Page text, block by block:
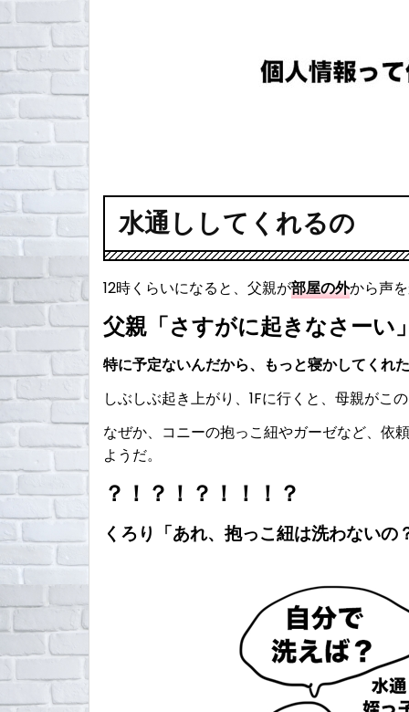
水通ししてくれるの
12時くらいになると、父親が部屋の外から声
父親「さすがに起きなさーい
特に予定ないんだから、もっと寝かしてくれ
しぶしぶ起き上がり、1Fに行くと、母親がこ
なぜか、コニーの抱っこ紐やガーゼなど、依
ようだ。
？！？！？！！！？
くろり「あれ、抱っこ紐は洗わないの